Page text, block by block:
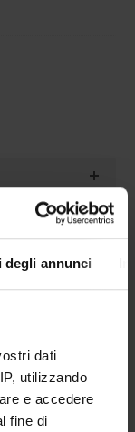
degli annunci
dati
utilizzando
e accedere
fine di